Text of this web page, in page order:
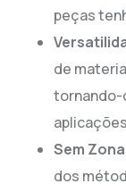
peças
de
tornando-
Sem
dos